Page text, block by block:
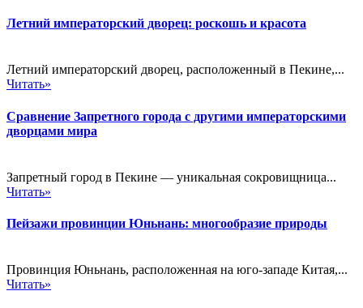
Летний императорский дворец: роскошь и красота
Летний императорский дворец, расположенный в Пекине,...
Читать»
Сравнение Запретного города с другими императорскими
дворцами мира
Запретный город в Пекине — уникальная сокровищница...
Читать»
Пейзажи провинции Юньнань: многообразие природы
Провинция Юньнань, расположенная на юго-западе Китая,...
Читать»